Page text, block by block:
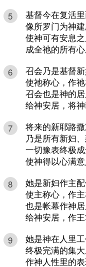
5
基督今在复活里
像所罗门为神建
使神可有安息之
成全祂的所有心
6
召会乃是基督新
使祂称心，作祂
召会也是神的居
给神安居，将神
7
将来的新耶路撒
乃是所有新妇、
一切豫表终极成
使神得以心满意
8
她是新妇作主配
使主称心，作主
也是帐幕作神居
给神安居，作王
9
她是神在人里
终极完满的集大
作神人性里的表